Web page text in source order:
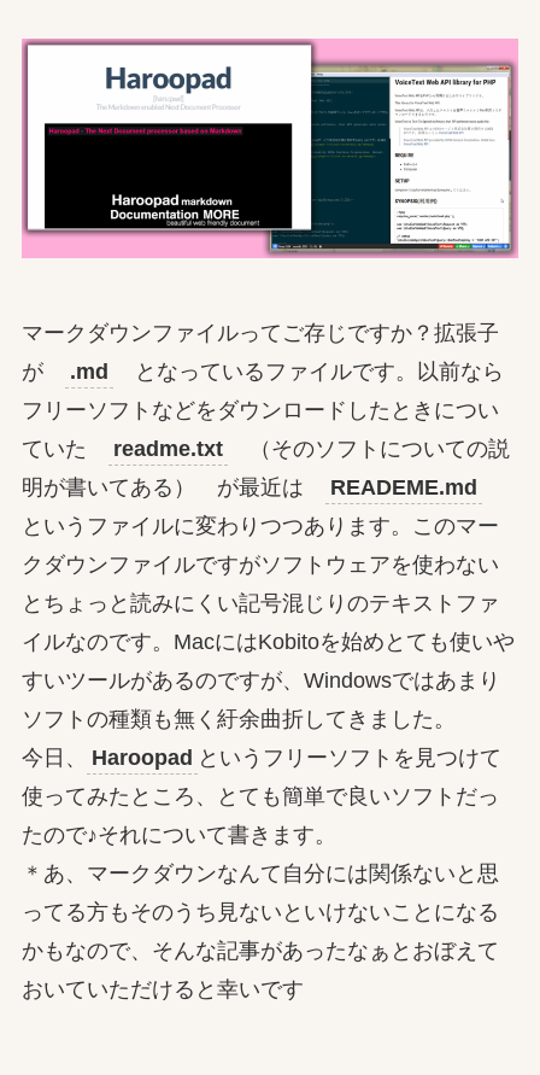
マークダウンファイルってご存じですか？拡張子
が
.md
となっているファイルです。以前なら
フリーソフトなどをダウンロードしたときについ
ていた
readme.txt
（そのソフトについての説
明が書いてある） が最近は
READEME.md
というファイルに変わりつつあります。このマー
クダウンファイルですがソフトウェアを使わない
とちょっと読みにくい記号混じりのテキストファ
イルなのです。MacにはKobitoを始めとても使いや
すいツールがあるのですが、Windowsではあまり
ソフトの種類も無く紆余曲折してきました。
今日、
Haroopad というフリーソフトを見つけて
使ってみたところ、とても簡単で良いソフトだっ
たので♪それについて書きます。
＊あ、マークダウンなんて自分には関係ないと思
ってる方もそのうち見ないといけないことになる
かもなので、そんな記事があったなぁとおぼえて
おいていただけると幸いです